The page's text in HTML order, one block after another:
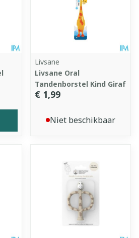
Livsane
Livsane Oral
Tandenborstel Kind Giraf
€ 1,99
Niet beschikbaar